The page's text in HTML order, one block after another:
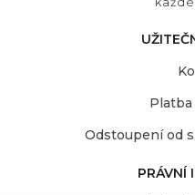
Platba
Odstoupení od
PRÁVNÍ